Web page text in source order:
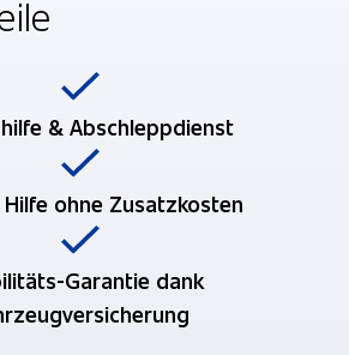
& Abschleppdienst
Hilfe ohne Zusatzkosten
Garantie dank